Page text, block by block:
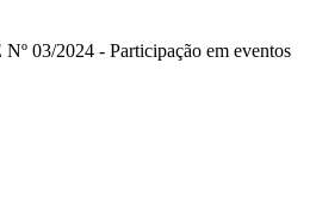
03/2024 - Participação em eventos